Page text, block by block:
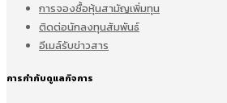
การจองซื้อหุ้นสามัญเพิ่มทุน
ติดต่อนักลงทุนสัมพันธ์
อีเมล์รับข่าวสาร
การกำกับดูแลกิจการ